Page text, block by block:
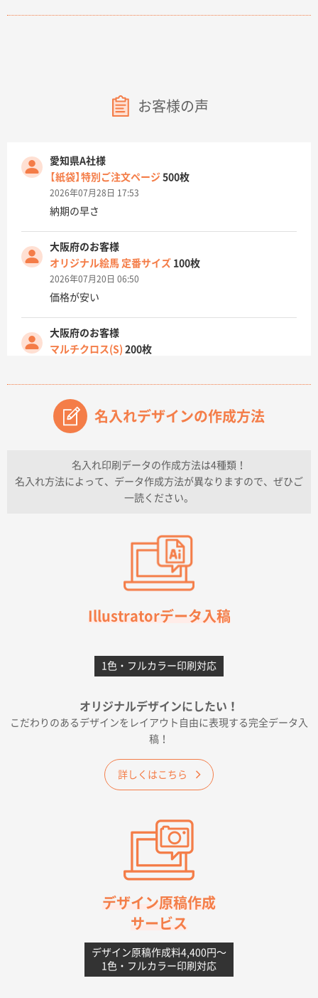
お客様の声
愛知県A社様
【紙袋】特別ご注文ページ 500枚
2026年07月28日 17:53
納期の早さ
大阪府のお客様
オリジナル絵馬 定番サイズ 100枚
2026年07月20日 06:50
価格が安い
大阪府のお客様
マルチクロス(S) 200枚
原稿データ流用が可能で価格が妥当なこと
兵庫県のお客様
チケットホルダー ダブルポケット
上記のとおりです。
柳さんの対応が素晴らしかった。
フレキソレジ袋 Uバッグ 35号
5000枚
2026年06月28日 15:14
千葉県A社様
2026年06月19日 09:41
価格 大丈夫そうな会社に見えた
大阪府のお客様
A4フルカラークリアファイル1000枚
【ポリ】特別ご注文ページ1000枚
2026年06月08日 17:38
対応の速さ、丁寧さ、提案など
不織布フラットバッグ（A4縦サイズ）1000枚
2026年05月25日 15:10
名入れデザインの作成方法
名入れ印刷データの作成方法は4種類！
名入れ方法によって、データ作成方法が異なりますので、ぜひご
一読ください。
Illustratorデータ入稿
1色・フルカラー印刷対応
オリジナルデザインにしたい！
こだわりのあるデザインをレイアウト自由に表現する完全データ入
稿！
詳しくはこちら
デザイン原稿作成
サービス
デザイン原稿作成料4,400円〜
1色・フルカラー印刷対応